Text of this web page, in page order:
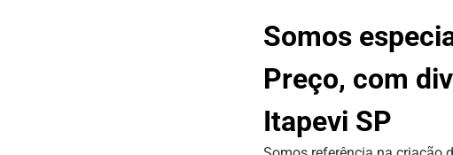
Somos
Preço, com
Itapevi SP